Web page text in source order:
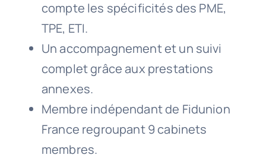
compte les spécificités des PME,
TPE, ETI.
Un accompagnement et un suivi
complet grâce aux prestations
annexes.
Membre indépendant de Fidunion
France regroupant 9 cabinets
membres.